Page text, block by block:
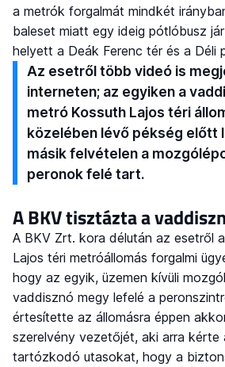
a metrók forgalmát mindkét
baleset miatt egy ideig pótlóbusz
helyett a Deák Ferenc tér és a Déli
Az esetről több videó is
interneten; az egyiken a
metró Kossuth Lajos téri
közelében lévő pékség előtt
másik felvételen a
peronok felé tart.
A BKV tisztázta a
A BKV Zrt. kora délután az esetről
Lajos téri metróállomás forgalmi
hogy az egyik, üzemen kívüli
vaddisznó megy lefelé a
értesítette az állomásra éppen
szerelvény vezetőjét, aki arra kérte
tartózkodó utasokat, hogy a